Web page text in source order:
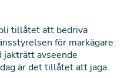
tillåtet att bedriva
för markägare
jakträtt avseende
är det tillåtet att jaga